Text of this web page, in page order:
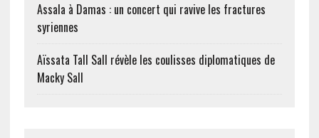
Assala à Damas : un concert qui ravive les fractures
syriennes
Aïssata Tall Sall révèle les coulisses diplomatiques de
Macky Sall